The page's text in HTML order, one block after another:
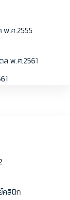
.ศ.2555
พ.ศ.2561
คลินิก